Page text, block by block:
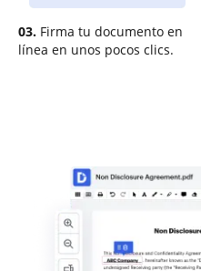
03. Firma tu documento en
línea en unos pocos clics.